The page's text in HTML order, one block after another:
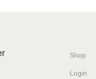
Shop
Login